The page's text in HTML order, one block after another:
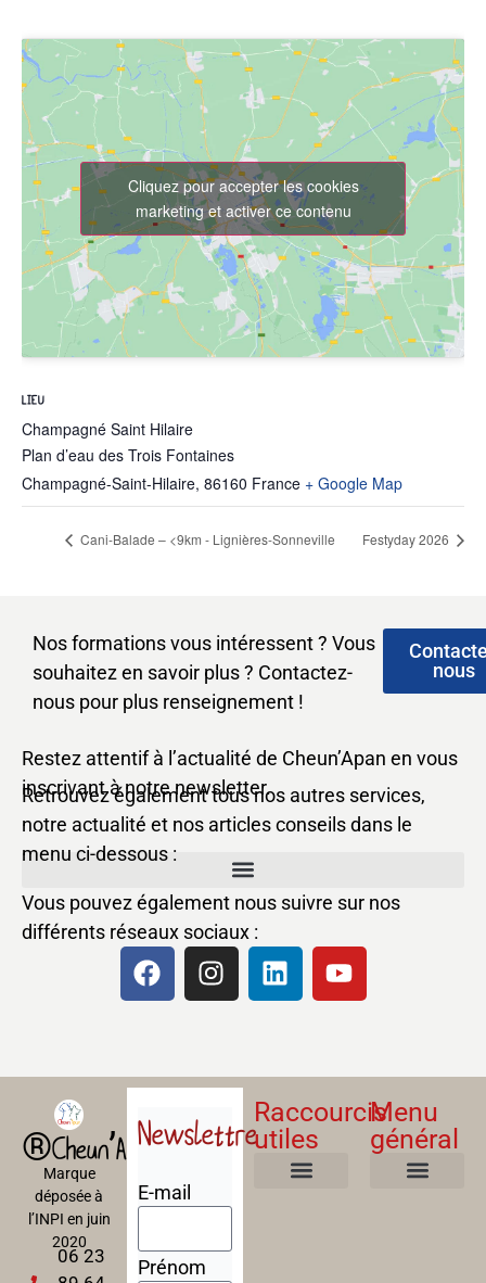
LIEU
Champagné Saint Hilaire
Plan d’eau des Trois Fontaines
Champagné-Saint-Hilaire, 86160 France + Google Map
Cliquez pour accepter les cookies
marketing et activer ce contenu
Cani-Balade – <9km - Lignières-Sonneville Festyday 2026
Nos formations vous intéressent ? Vous
souhaitez en savoir plus ? Contactez-
nous pour plus renseignement !
nous
Restez attentif à l’actualité de Cheun’Apan en vous
inscrivant à notre newsletter.
Retrouvez également tous nos autres services,
notre actualité et nos articles conseils dans le
menu ci-dessous :
Vous pouvez également nous suivre sur nos
différents réseaux sociaux :
®Cheun’Apan
Marque
déposée à
l’INPI en juin
2020
06 23
Newslettre
E-mail
Prénom
Raccourcis
utiles
Menu
général